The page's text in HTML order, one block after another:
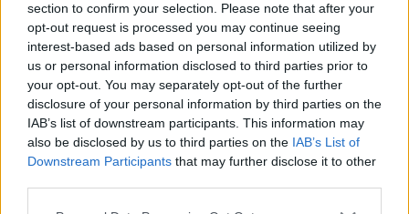
section to confirm your selection. Please note that after your
opt-out request is processed you may continue seeing
interest-based ads based on personal information utilized by
us or personal information disclosed to third parties prior to
your opt-out. You may separately opt-out of the further
disclosure of your personal information by third parties on the
IAB’s list of downstream participants. This information may
also be disclosed by us to third parties on the IAB’s List of
Downstream Participants that may further disclose it to other
Kaip tarė taip ir padarė – prieš keletą dienų
Antanas Guoga, drauge su dukromis, privačiu
lėktuvu išskrido į Graikijoje esančią Mykonos
salą.
„Nuostabus laikas su dukrytėm, Mykonos.
Labai gera būti tėčiu“, – šalia nuotraukos su